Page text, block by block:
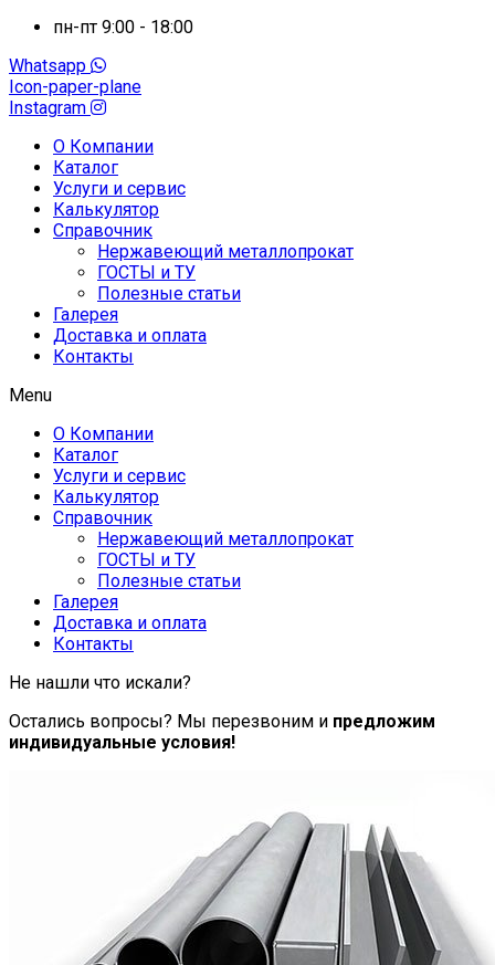
пн-пт 9:00 - 18:00
Whatsapp
Icon-paper-plane
Instagram
О Компании
Каталог
Услуги и сервис
Калькулятор
Справочник
Нержавеющий металлопрокат
ГОСТЫ и ТУ
Полезные статьи
Галерея
Доставка и оплата
Контакты
Menu
О Компании
Каталог
Услуги и сервис
Калькулятор
Справочник
Нержавеющий металлопрокат
ГОСТЫ и ТУ
Полезные статьи
Галерея
Доставка и оплата
Контакты
Не нашли что искали?
Остались вопросы? Мы перезвоним и предложим
индивидуальные условия!